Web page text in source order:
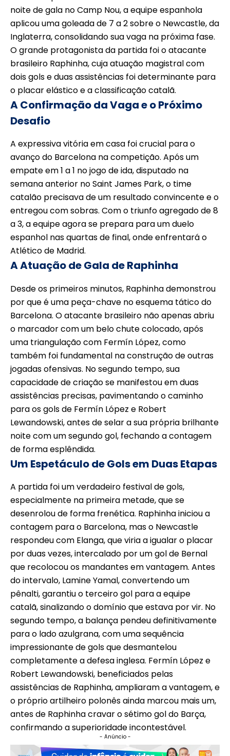
noite de gala no Camp Nou, a equipe espanhola
aplicou uma goleada de 7 a 2 sobre o Newcastle, da
Inglaterra, consolidando sua vaga na próxima fase.
O grande protagonista da partida foi o atacante
brasileiro Raphinha, cuja atuação magistral com
dois gols e duas assistências foi determinante para
o placar elástico e a classificação catalã.
A Confirmação da Vaga e o Próximo
Desafio
A expressiva vitória em casa foi crucial para o
avanço do Barcelona na competição. Após um
empate em 1 a 1 no jogo de ida, disputado na
semana anterior no Saint James Park, o time
catalão precisava de um resultado convincente e o
entregou com sobras. Com o triunfo agregado de 8
a 3, a equipe agora se prepara para um duelo
espanhol nas quartas de final, onde enfrentará o
Atlético de Madrid.
A Atuação de Gala de Raphinha
Desde os primeiros minutos, Raphinha demonstrou
por que é uma peça-chave no esquema tático do
Barcelona. O atacante brasileiro não apenas abriu
o marcador com um belo chute colocado, após
uma triangulação com Fermín López, como
também foi fundamental na construção de outras
jogadas ofensivas. No segundo tempo, sua
capacidade de criação se manifestou em duas
assistências precisas, pavimentando o caminho
para os gols de Fermín López e Robert
Lewandowski, antes de selar a sua própria brilhante
noite com um segundo gol, fechando a contagem
de forma esplêndida.
Um Espetáculo de Gols em Duas Etapas
A partida foi um verdadeiro festival de gols,
especialmente na primeira metade, que se
desenrolou de forma frenética. Raphinha iniciou a
contagem para o Barcelona, mas o Newcastle
respondeu com Elanga, que viria a igualar o placar
por duas vezes, intercalado por um gol de Bernal
que recolocou os mandantes em vantagem. Antes
do intervalo, Lamine Yamal, convertendo um
pênalti, garantiu o terceiro gol para a equipe
catalã, sinalizando o domínio que estava por vir. No
segundo tempo, a balança pendeu definitivamente
para o lado azulgrana, com uma sequência
impressionante de gols que desmantelou
completamente a defesa inglesa. Fermín López e
Robert Lewandowski, beneficiados pelas
assistências de Raphinha, ampliaram a vantagem, e
o próprio artilheiro polonês ainda marcou mais um,
antes de Raphinha cravar o sétimo gol do Barça,
confirmando a superioridade incontestável.
- Anúncio -